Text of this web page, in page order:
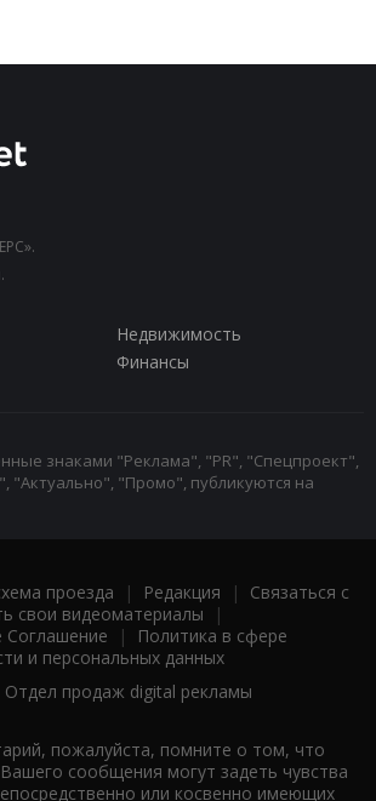
Недвижимость
Финансы
знаками "Реклама", "PR", "Спецпроект",
"Актуально", "Промо", публикуются на
проезда | Редакция | Связаться с
свои видеоматериалы |
Соглашение |
Политика в сфере
и персональных данных
Отдел продаж digital рекламы
пожалуйста, помните о том, что
сообщения могут задеть чувства
или косвенно имеющих